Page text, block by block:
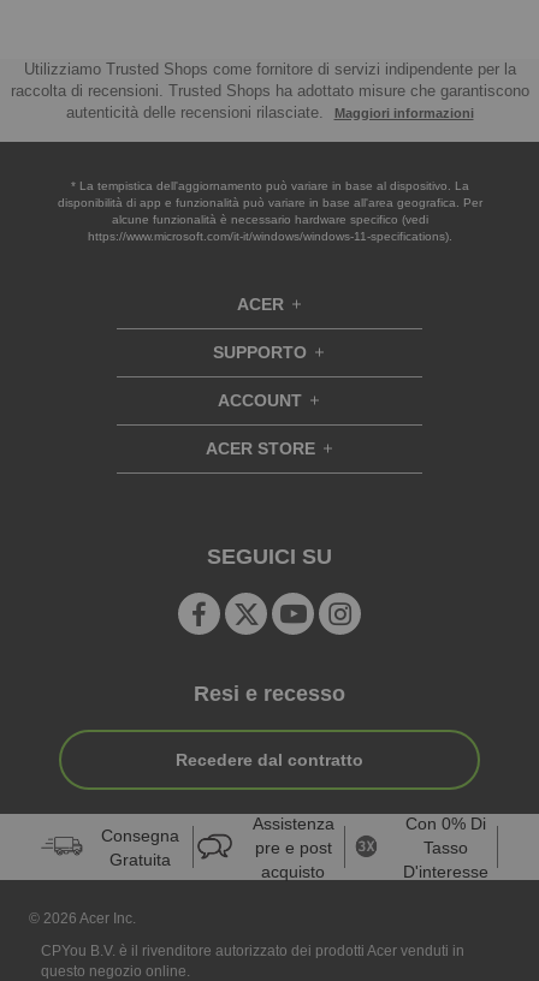
Utilizziamo Trusted Shops come fornitore di servizi indipendente per la
raccolta di recensioni. Trusted Shops ha adottato misure che garantiscono
autenticità delle recensioni rilasciate.
Maggiori informazioni
* La tempistica dell'aggiornamento può variare in base al dispositivo. La
disponibilità di app e funzionalità può variare in base all'area geografica. Per
alcune funzionalità è necessario hardware specifico (vedi
https://www.microsoft.com/it-it/windows/windows-11-specifications).
ACER h
i
d
d
e
n
SUPPORTO h
i
d
d
e
n
ACCOUNT h
i
d
d
ACER STORE h
i
e
SEGUICI SU
Resi e recesso
Recedere dal contratto
Consegna
Gratuita
Assistenza
pre e post
acquisto
Con 0% Di
Tasso
D'interesse
© 2026 Acer Inc.
CPYou B.V. è il rivenditore autorizzato dei prodotti Acer venduti in
questo negozio online.